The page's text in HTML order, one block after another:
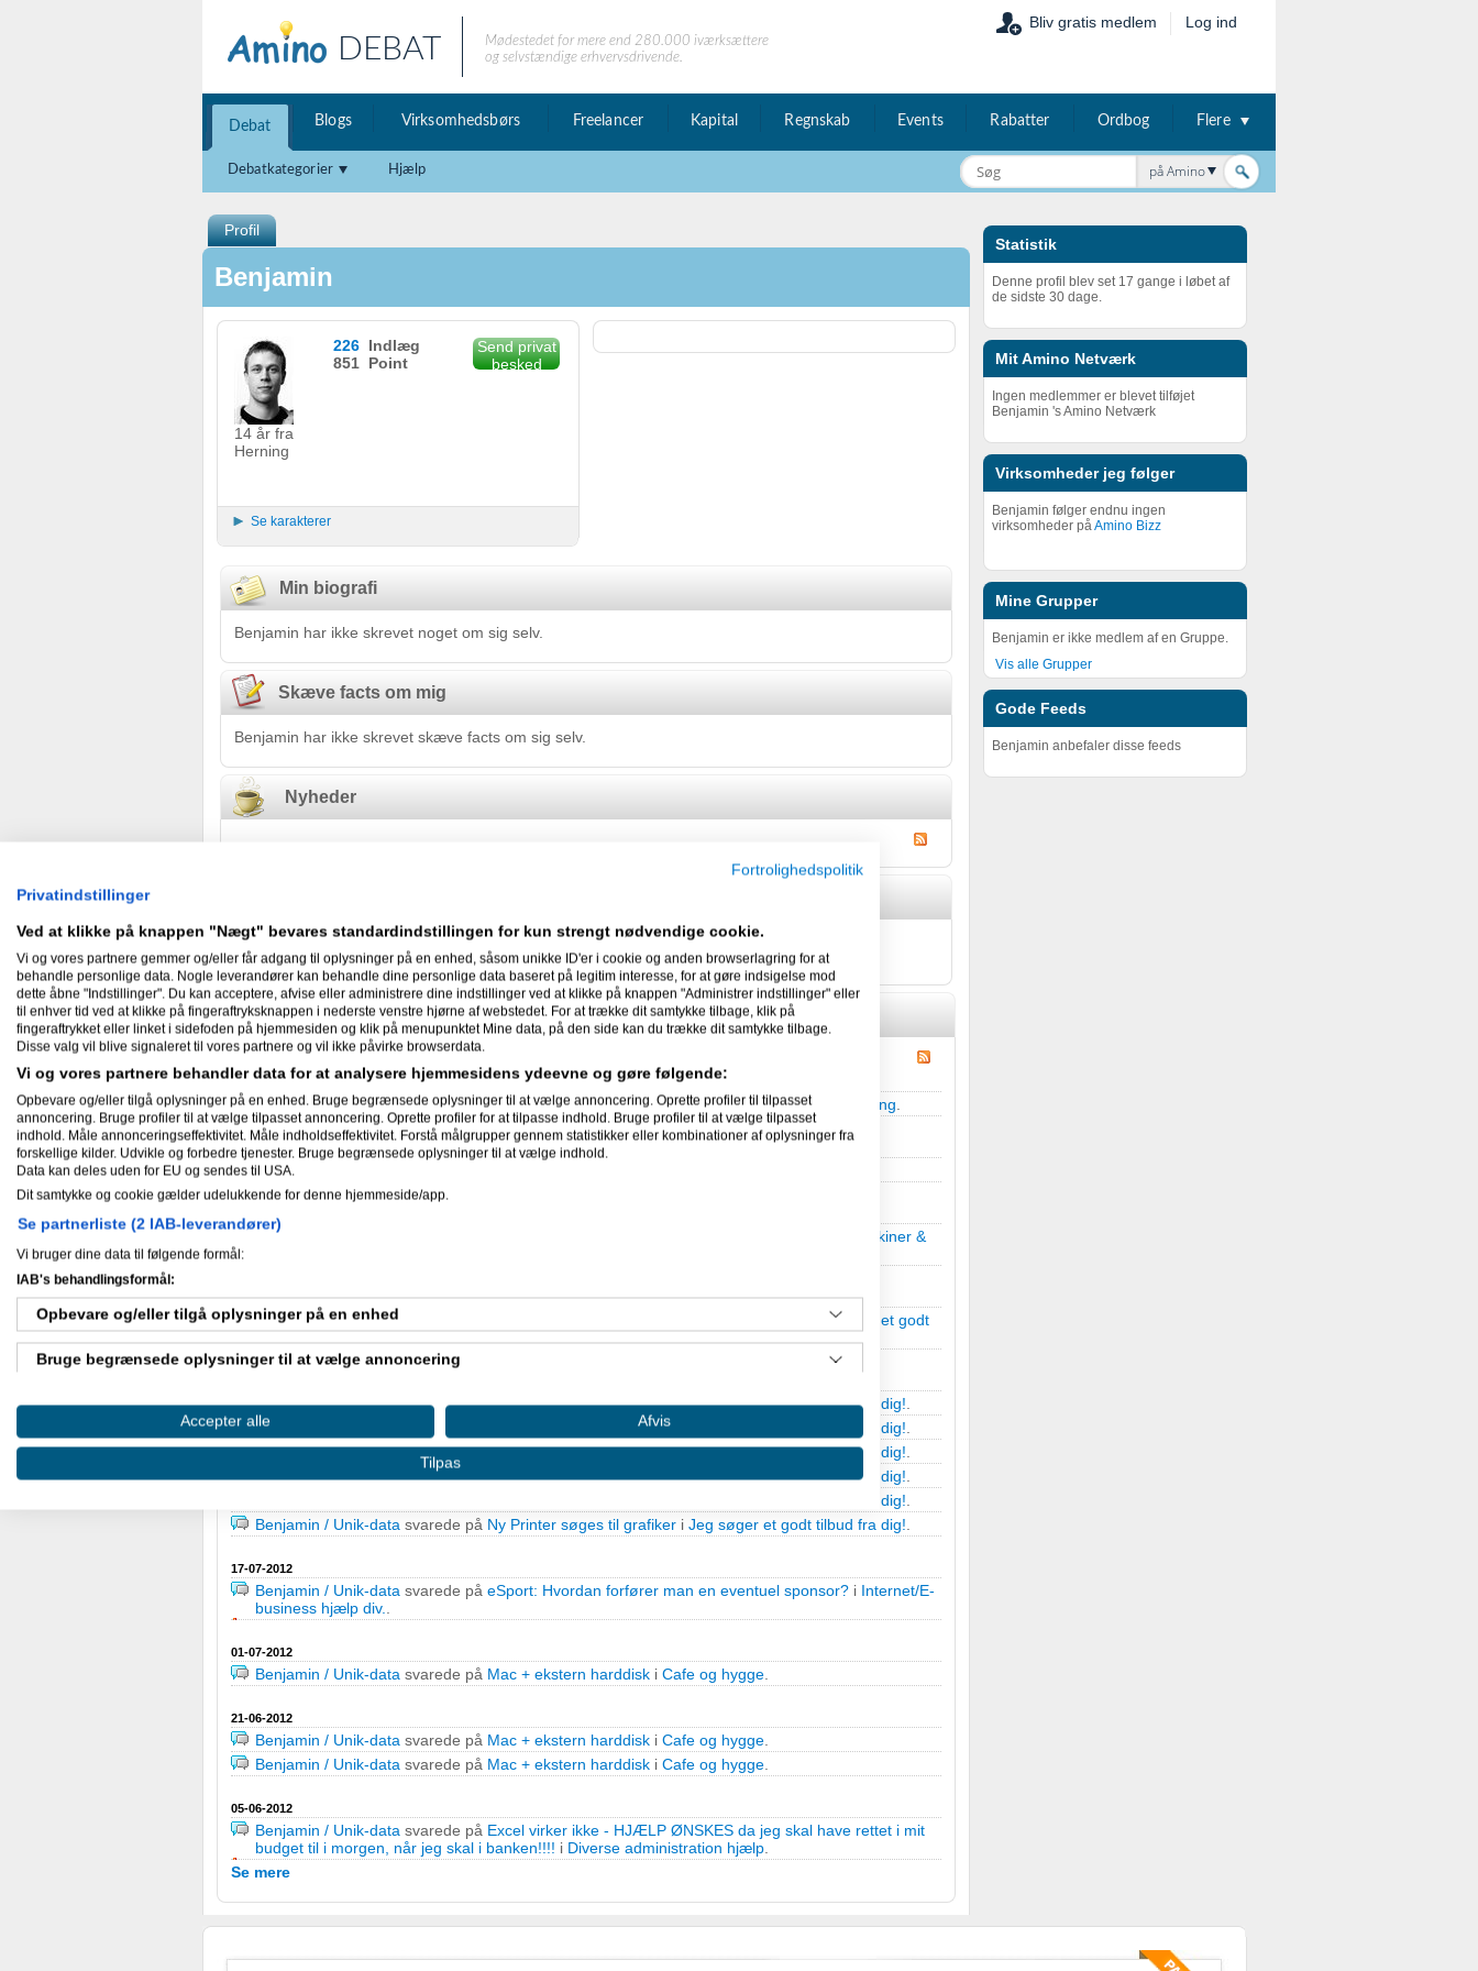
DEBAT
Mødestedet for mere end 280.000 iværksættere
og selvstændige erhvervsdrivende.
Bliv gratis medlem Log ind
Debat Blogs Virksomhedsbørs Freelancer Kapital Regnskab Events Rabatter Ordbog Flere
Debatkategorier Hjælp på Amino
Statistik
Denne profil blev set 17 gange i løbet af
de sidste 30 dage.
Mit Amino Netværk
Ingen medlemmer er blevet tilføjet
Benjamin 's Amino Netværk
Virksomheder jeg følger
Benjamin følger endnu ingen
virksomheder påAmino Bizz
Mine Grupper
Benjamin er ikke medlem af en Gruppe.
Vis alle Grupper
Gode Feeds
Benjamin anbefaler disse feeds
Profil
Benjamin
14 år fra
Herning
226 Indlæg
851 Point
Send privat
besked
Se karakterer
Min biografi
Benjamin har ikke skrevet noget om sig selv.
Skæve facts om mig
Benjamin har ikke skrevet skæve facts om sig selv.
Nyheder
Ingen har endnu skrevet i Benjamin's Gæstebog
Mine aktiviteter
16-12-2015
Benjaminsvarede påSoftware til styring af en maskineiProduktion, maskiner & outsourcing
13-12-2015
Benjamin
Benjamin
Produktion, maskiner &
04-08-2012
Benjamin / Unik-data
Jeg har et godt
tilbud til dig!.
Benjamin / Unik-datasvarede påNy Printer søges til grafikeriJeg søger et godt tilbud fra dig!
Benjamin / Unik-data
Ny Printer søges til grafiker Jeg søger et godt tilbud fra dig!
Benjamin / Unik-datasvarede påNy Printer søges til grafikeriJeg søger et godt tilbud fra dig!
Benjamin / Unik-datasvarede påNy Printer søges til grafikeriJeg søger et godt tilbud fra dig!
Jeg søger et godt tilbud fra dig!
Benjamin / Unik-data svarede på Ny Printer søges til grafiker i Jeg søger et godt tilbud fra dig!
17-07-2012
Benjamin / Unik-data svarede på eSport: Hvordan forfører man en eventuel sponsor? i Internet/E-
business hjælp div.
01-07-2012
Benjamin / Unik-data svarede på Mac + ekstern harddisk i Cafe og hygge
21-06-2012
Benjamin / Unik-data svarede på Mac + ekstern harddisk i Cafe og hygge
Benjamin / Unik-data svarede på Mac + ekstern harddisk i Cafe og hygge
05-06-2012
Benjamin / Unik-data svarede på Excel virker ikke - HJÆLP ØNSKES da jeg skal have rettet i mit
budget til i morgen, når jeg skal i banken!!!! i Diverse administration hjælp
Se mere
Fortrolighedspolitik
Privatindstillinger
Ved at klikke på knappen "Nægt" bevares standardindstillingen for kun strengt nødvendige cookie.
Vi og vores partnere gemmer og/eller får adgang til oplysninger på en enhed, såsom unikke ID'er i cookie og anden browserlagring for at
behandle personlige data. Nogle leverandører kan behandle dine personlige data baseret på legitim interesse, for at gøre indsigelse mod
dette åbne "Indstillinger". Du kan acceptere, afvise eller administrere dine indstillinger ved at klikke på knappen "Administrer indstillinger" eller
til enhver tid ved at klikke på fingeraftryksknappen i nederste venstre hjørne af webstedet. For at trække dit samtykke tilbage, klik på
fingeraftrykket eller linket i sidefoden på hjemmesiden og klik på menupunktet Mine data, på den side kan du trække dit samtykke tilbage.
Disse valg vil blive signaleret til vores partnere og vil ikke påvirke browserdata.
Vi og vores partnere behandler data for at analysere hjemmesidens ydeevne og gøre følgende:
Opbevare og/eller tilgå oplysninger på en enhed. Bruge begrænsede oplysninger til at vælge annoncering. Oprette profiler til tilpasset
annoncering. Bruge profiler til at vælge tilpasset annoncering. Oprette profiler for at tilpasse indhold. Bruge profiler til at vælge tilpasset
indhold. Måle annonceringseffektivitet. Måle indholdseffektivitet. Forstå målgrupper gennem statistikker eller kombinationer af oplysninger fra
forskellige kilder. Udvikle og forbedre tjenester. Bruge begrænsede oplysninger til at vælge indhold.
Data kan deles uden for EU og sendes til USA.
Dit samtykke og cookie gælder udelukkende for denne hjemmeside/app.
Se partnerliste (2 IAB-leverandører)
Vi bruger dine data til følgende formål:
IAB's behandlingsformål:
Opbevare og/eller tilgå oplysninger på en enhed
Bruge begrænsede oplysninger til at vælge annoncering
Oprette profiler til tilpasset annoncering
Bruge profiler til at vælge tilpasset annoncering
Bruge profiler til at vælge tilpasset indhold
Måle annonceringseffektivitet
Forstå målgrupper gennem statistikker eller kombinationer af oplysninger fra forskellige
Udvikle og forbedre tjenester
Bruge præcise geografiske placeringsoplysninger
Identificere enheder baseret på aktivt anmodede oplysninger
Accepter alle Afvis
Tilpas